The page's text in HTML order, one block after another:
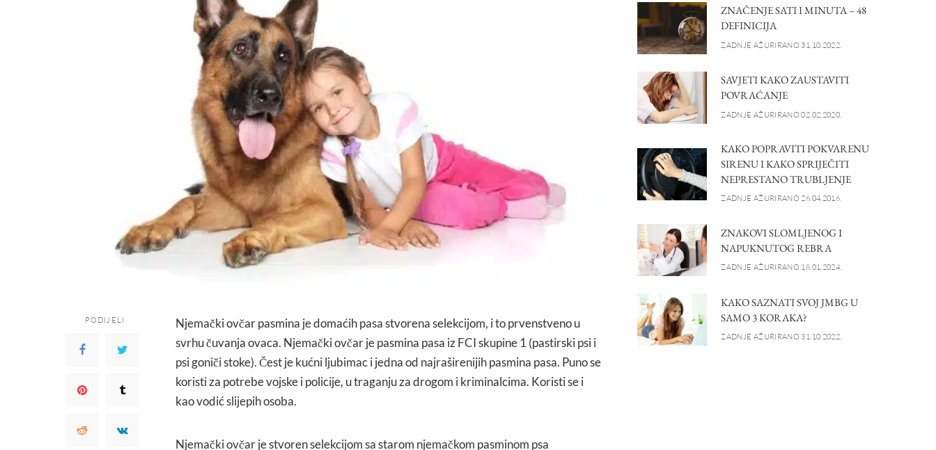
PODIJELI
Njemački ovčar pasmina je domaćih pasa stvorena selekcijom, i to prvenstveno u
svrhu čuvanja ovaca. Njemački ovčar je pasmina pasa iz FCI skupine 1 (pastirski psi i
psi goniči stoke). Čest je kućni ljubimac i jedna od najraširenijih pasmina pasa. Puno se
koristi za potrebe vojske i policije, u traganju za drogom i kriminalcima. Koristi se i
kao vodić slijepih osoba.
Njemački ovčar je stvoren selekcijom sa starom njemačkom pasminom psa
ZNAČENJE SATI I MINUTA – 48
DEFINICIJA
ZADNJE AŽURIRANO 31.10.2022.
SAVJETI KAKO ZAUSTAVITI
POVRAĆANJE
ZADNJE AŽURIRANO 02.02.2020.
KAKO POPRAVITI POKVARENU
SIRENU I KAKO SPRIJEČITI
NEPRESTANO TRUBLJENJE
ZADNJE AŽURIRANO 26.04.2016.
ZNAKOVI SLOMLJENOG I
NAPUKNUTOG REBRA
ZADNJE AŽURIRANO 18.01.2024.
KAKO SAZNATI SVOJ JMBG U
SAMO 3 KORAKA?
ZADNJE AŽURIRANO 31.10.2022.